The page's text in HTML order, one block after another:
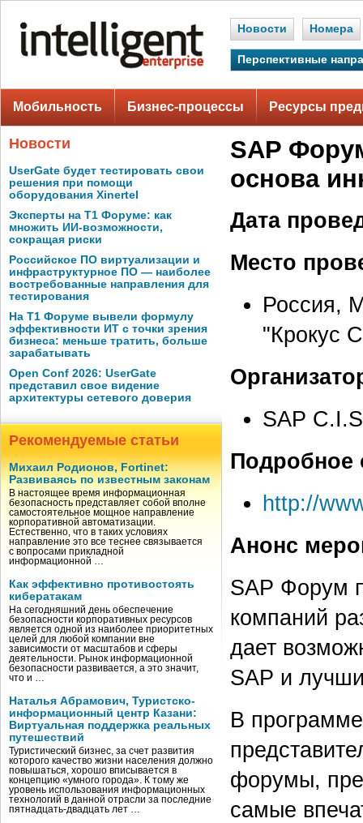
Новости Номера
Перспективные
Мобильность Бизнес-процессы Ресурсы
Новости
UserGate будет тестировать свои
решения при помощи
оборудования Xinertel
Эксперты на Т1 Форуме: как
множить ИИ-возможности,
сокращая риски
Российское ПО виртуализации и
инфраструктурное ПО — наиболее
востребованные направления для
тестирования
На Т1 Форуме вывели формулу
эффективности ИТ с точки зрения
бизнеса: меньше тратить, больше
зарабатывать
Open Conf 2026: UserGate
представил свое видение
архитектуры сетевого доверия
Рекомендуемые статьи
Михаил Родионов, Fortinet:
Развиваясь по известным законам
В настоящее время информационная
безопасность представляет собой вполне
самостоятельное мощное направление
корпоративной автоматизации.
Естественно, что в таких условиях
направление это все теснее связывается
с вопросами прикладной
информационной …
Как эффективно противостоять
кибератакам
На сегодняшний день обеспечение
безопасности корпоративных ресурсов
является одной из наиболее приоритетных
целей для любой компании вне
зависимости от масштабов и сферы
деятельности. Рынок информационной
безопасности развивается, а это значит,
что и …
Наталья Абрамович, Туристско-
информационный центр Казани:
Виртуальная поддержка реальных
путешествий
Туристический бизнес, за счет развития
которого качество жизни населения должно
повышаться, хорошо вписывается в
концепцию «умного города». К тому же
уровень использования информационных
технологий в данной отрасли за последние
пятнадцать-двадцать лет …
SAP
основа
Дата
Место
Россия,
"Крокус
SAP C.I.S
Подробное
http://
Анонс
SAP Форум
компаний
дает
SAP и
В
форумы,
самые